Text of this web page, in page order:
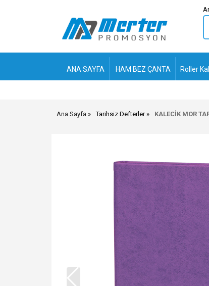
ANA SAYFA HAM BEZ ÇANTA Roller
Ana Sayfa Tarihsiz Defterler KALECİK MOR